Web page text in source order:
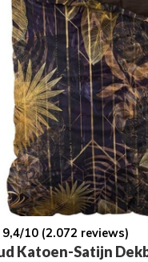
9,4/10 (2.072 reviews)
Katoen-Satijn